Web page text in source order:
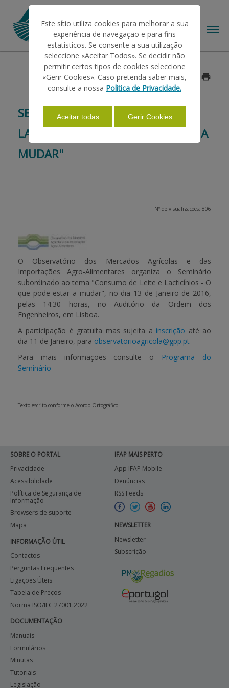
AJUDAS/APOIOS
INFORMAÇÕES
APOIO AO BENEFICIÁRIO
Entrar / Registar
SEMINÁRIO: CONSUMO DE LEITE E
LACTICÍNIOS "O QUE PODE ESTAR A
MUDAR"
Data: 2016/01/11
Nº de visualizações: 806
O Observatório dos Mercados Agrícolas e das
Importações Agro-Alimentares organiza o Seminário
subordinado ao tema "Consumo de Leite e Lacticínios - O
que pode estar a mudar", no dia 13 de Janeiro de 2016,
pelas 14:30 horas, no Auditório da Ordem dos
Engenheiros, em Lisboa.
A participação é gratuita mas sujeita a inscrição até ao
dia 11 de Janeiro, para observatorioagricola@gpp.pt
Para mais informações consulte o Programa do
Seminário
Texto escrito conforme o Acordo Ortográfico.
SOBRE O PORTAL
Privacidade
Acessibilidade
Política de Segurança de
Informação
Browsers de suporte
Mapa
INFORMAÇÃO ÚTIL
Contactos
Perguntas Frequentes
Ligações Úteis
Tabela de Preços
Norma ISO/IEC 27001:2022
DOCUMENTAÇÃO
Manuais
Formulários
Minutas
Tutoriais
Legislação
IFAP MAIS PERTO
App IFAP Mobile
Denúncias
RSS Feeds
NEWSLETTER
Newsletter
Subscrição
Este sítio utiliza cookies para melhorar a sua
experiência de navegação e para fins
estatísticos. Se consente a sua utilização
seleccione «Aceitar Todos». Se decidir não
permitir certos tipos de cookies seleccione
«Gerir Cookies». Caso pretenda saber mais,
consulte a nossa Politica de Privacidade.
Aceitar todas Gerir Cookies